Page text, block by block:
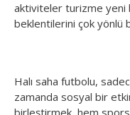
aktiviteler turizme yeni
beklentilerini çok yönlü
Halı saha futbolu,
zamanda sosyal bir
birleştirmek, hem